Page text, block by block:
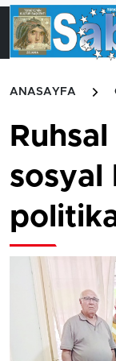
ANASAYFA
sosyal